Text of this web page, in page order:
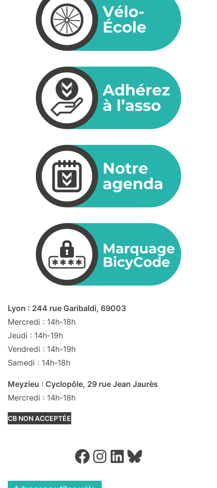
Lyon : 244 rue Garibaldi, 69003
Mercredi : 14h-18h
Jeudi : 14h-19h
Vendredi : 14h-19h
Samedi : 14h-18h
Meyzieu : Cyclopôle, 29 rue Jean Jaurès
Mercredi : 14h-18h
CB NON ACCEPTÉE
Facebook Instagram LinkedIn Bluesky